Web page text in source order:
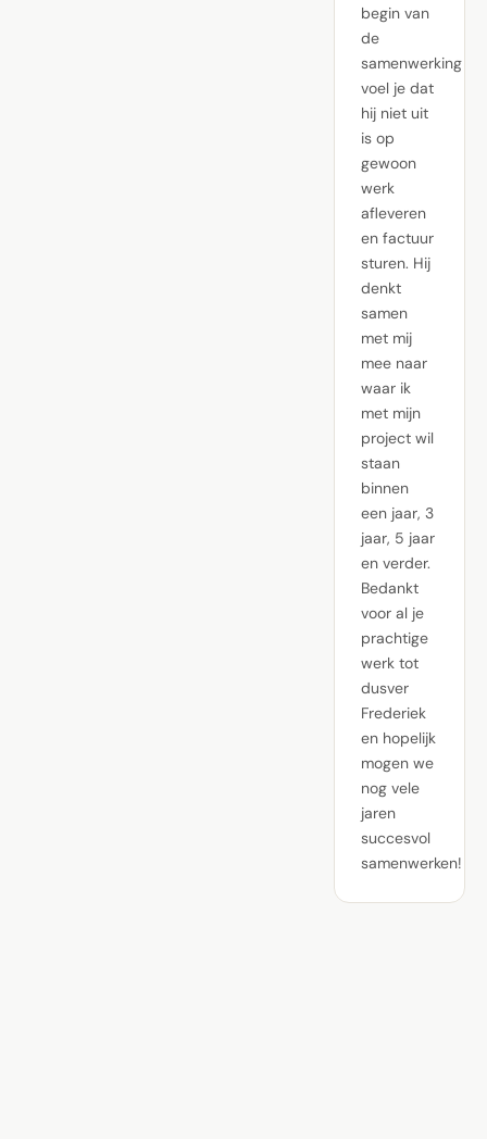
begin van
de
samenwerking
voel je dat
hij niet uit
is op
gewoon
werk
afleveren
en factuur
sturen. Hij
denkt
samen
met mij
mee naar
waar ik
met mijn
project wil
staan
binnen
een jaar, 3
jaar, 5 jaar
en verder.
Bedankt
voor al je
prachtige
werk tot
dusver
Frederiek
en hopelijk
mogen we
nog vele
jaren
succesvol
samenwerken!